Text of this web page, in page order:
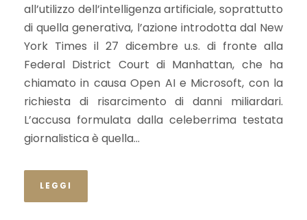
all’utilizzo dell’intelligenza artificiale, soprattutto
di quella generativa, l’azione introdotta dal New
York Times il 27 dicembre u.s. di fronte alla
Federal District Court di Manhattan, che ha
chiamato in causa Open AI e Microsoft, con la
richiesta di risarcimento di danni miliardari.
L’accusa formulata dalla celeberrima testata
giornalistica è quella...
LEGGI